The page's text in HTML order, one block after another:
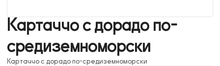
Картаччо с дорадо по-
средиземноморски
Картаччо с дорадо по-средиземноморски